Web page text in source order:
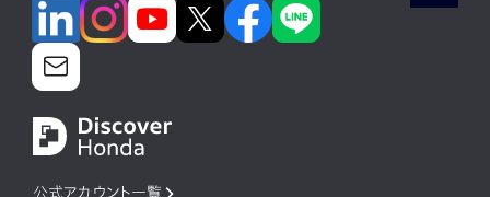
公式アカウント一覧